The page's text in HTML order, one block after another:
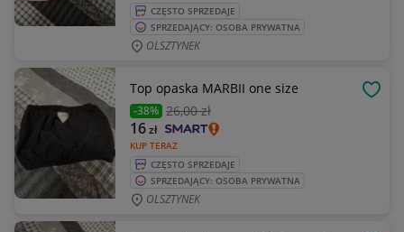
CZĘSTO SPRZEDAJE
SPRZEDAJĄCY: OSOBA PRYWATNA
OLSZTYNEK
Top opaska MARBII one size
-38% 26,00 zł
KUP TERAZ
16zł
CZĘSTO SPRZEDAJE
SPRZEDAJĄCY: OSOBA PRYWATNA
OLSZTYNEK